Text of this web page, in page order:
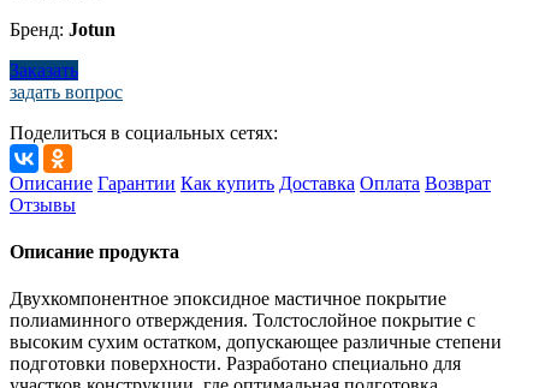
Бренд: Jotun
Заказать
задать вопрос
Поделиться в социальных сетях:
Описание Гарантии Как купить Доставка Оплата Возврат
Отзывы
Описание продукта
Двухкомпонентное эпоксидное мастичное покрытие
полиаминного отверждения. Толстослойное покрытие с
высоким сухим остатком, допускающее различные степени
подготовки поверхности. Разработано специально для